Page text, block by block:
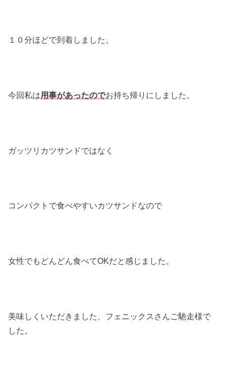
１０分ほどで到着しました。
今回私は用事があったのでお持ち帰りにしました。
ガッツリカツサンドではなく
コンパクトで食べやすいカツサンドなので
女性でもどんどん食べてOKだと感じました。
美味しくいただきました、フェニックスさんご馳走様で
した。